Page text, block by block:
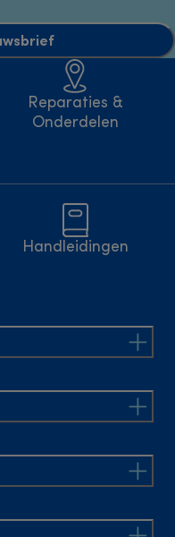
Reparaties &
Onderdelen
Handleidingen